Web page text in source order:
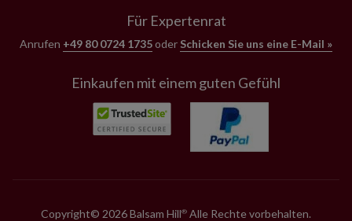
Für Expertenrat
Anrufen +49 80 0724 1735oder Schicken Sie uns eine E-Mail »
Einkaufen mit einem guten Gefühl
Copyright© 2026 Balsam Hill® Alle Rechte vorbehalten.